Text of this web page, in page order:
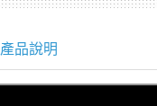
產品說明